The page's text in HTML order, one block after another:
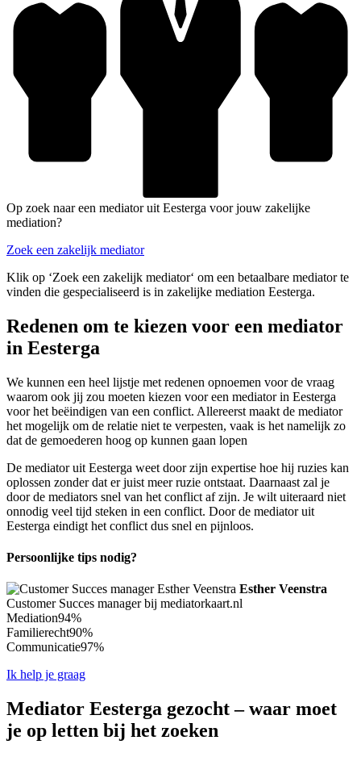
Op zoek naar een mediator uit Eesterga voor jouw zakelijke
mediation?
Zoek een zakelijk mediator
Klik op ‘Zoek een zakelijk mediator‘ om een betaalbare mediator te
vinden die gespecialiseerd is in zakelijke mediation Eesterga.
Redenen om te kiezen voor een mediator
in Eesterga
We kunnen een heel lijstje met redenen opnoemen voor de vraag
waarom ook jij zou moeten kiezen voor een mediator in Eesterga
voor het beëindigen van een conflict. Allereerst maakt de mediator
het mogelijk om de relatie niet te verpesten, vaak is het namelijk zo
dat de gemoederen hoog op kunnen gaan lopen
De mediator uit Eesterga weet door zijn expertise hoe hij ruzies kan
oplossen zonder dat er juist meer ruzie ontstaat. Daarnaast zal je
door de mediators snel van het conflict af zijn. Je wilt uiteraard niet
onnodig veel tijd steken in een conflict. Door de mediator uit
Eesterga eindigt het conflict dus snel en pijnloos.
Persoonlijke tips nodig?
Esther Veenstra
Customer Succes manager bij mediatorkaart.nl
Mediation94%
Familierecht90%
Communicatie97%
Ik help je graag
Mediator Eesterga gezocht – waar moet
je op letten bij het zoeken